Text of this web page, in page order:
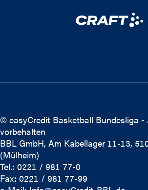
© easyCredit Basketball Bundesliga -
vorbehalten
BBL GmbH, Am Kabellager 11-13,
(Mülheim)
Tel.: 0221 / 981 77-0
Fax: 0221 / 981 77-99